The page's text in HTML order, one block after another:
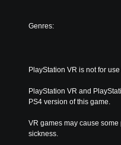
Genres:
PlayStation VR is not for
PlayStation VR and
PS4 version of this game.
VR games may cause
sickness.